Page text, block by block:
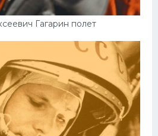
Гагарин полет